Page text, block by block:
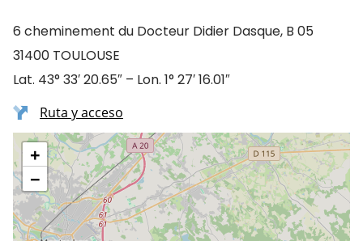
6 cheminement du Docteur Didier Dasque, B 05
31400 TOULOUSE
Lat. 43° 33′ 20.65″ – Lon. 1° 27′ 16.01″
Ruta y acceso
+
−